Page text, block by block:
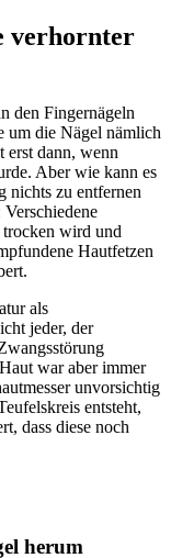
verhornter
den Fingernägeln
um die Nägel nämlich
erst dann, wenn
Aber wie kann es
nichts zu entfernen
trocken wird und
Hautfetzen
als
jeder, der
war aber immer
unvorsichtig
entsteht,
dass diese noch
herum